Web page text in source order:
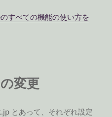
すべての機能の使い方を
変更
とあって、それぞれ設定